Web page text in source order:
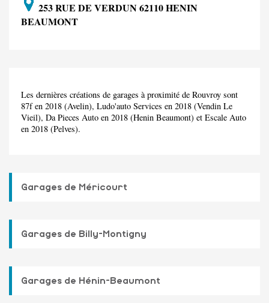
253 RUE DE VERDUN 62110 HENIN
BEAUMONT
Les dernières créations de garages à proximité de Rouvroy sont
87f en 2018 (Avelin), Ludo'auto Services en 2018 (Vendin Le
Vieil), Da Pieces Auto en 2018 (Henin Beaumont) et Escale Auto
en 2018 (Pelves).
Garages de Méricourt
Garages de Billy-Montigny
Garages de Hénin-Beaumont